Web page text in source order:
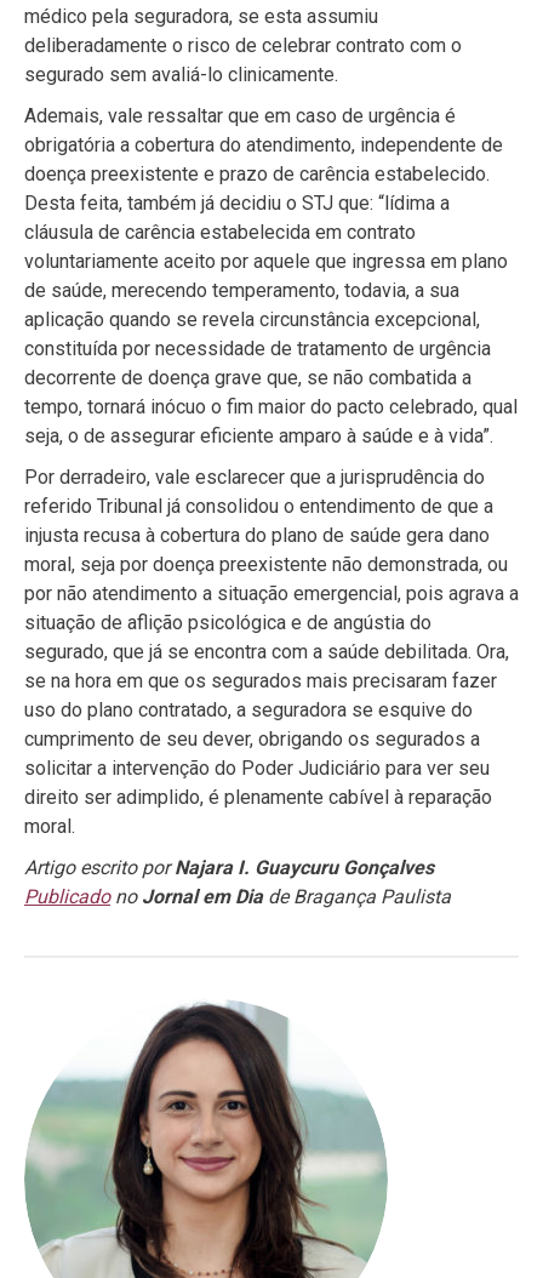
médico pela seguradora, se esta assumiu
deliberadamente o risco de celebrar contrato com o
segurado sem avaliá-lo clinicamente.
Ademais, vale ressaltar que em caso de urgência é
obrigatória a cobertura do atendimento, independente de
doença preexistente e prazo de carência estabelecido.
Desta feita, também já decidiu o STJ que: “lídima a
cláusula de carência estabelecida em contrato
voluntariamente aceito por aquele que ingressa em plano
de saúde, merecendo temperamento, todavia, a sua
aplicação quando se revela circunstância excepcional,
constituída por necessidade de tratamento de urgência
decorrente de doença grave que, se não combatida a
tempo, tornará inócuo o fim maior do pacto celebrado, qual
seja, o de assegurar eficiente amparo à saúde e à vida”.
Por derradeiro, vale esclarecer que a jurisprudência do
referido Tribunal já consolidou o entendimento de que a
injusta recusa à cobertura do plano de saúde gera dano
moral, seja por doença preexistente não demonstrada, ou
por não atendimento a situação emergencial, pois agrava a
situação de aflição psicológica e de angústia do
segurado, que já se encontra com a saúde debilitada. Ora,
se na hora em que os segurados mais precisaram fazer
uso do plano contratado, a seguradora se esquive do
cumprimento de seu dever, obrigando os segurados a
solicitar a intervenção do Poder Judiciário para ver seu
direito ser adimplido, é plenamente cabível à reparação
moral.
Artigo escrito porNajara I. Guaycuru Gonçalves
Publicadono Jornal em Dia de Bragança Paulista